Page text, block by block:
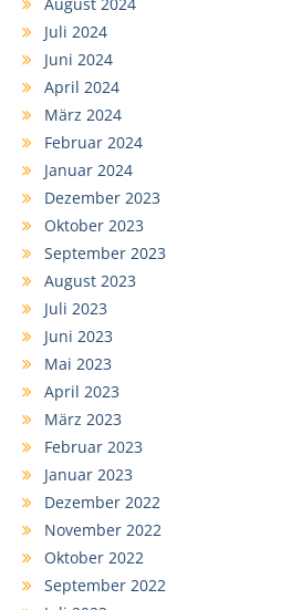
Juli 2024
Juni 2024
April 2024
März 2024
Februar 2024
Januar 2024
Dezember 2023
Oktober 2023
September 2023
August 2023
Juli 2023
Juni 2023
Mai 2023
April 2023
März 2023
Februar 2023
Januar 2023
Dezember 2022
November 2022
Oktober 2022
September 2022